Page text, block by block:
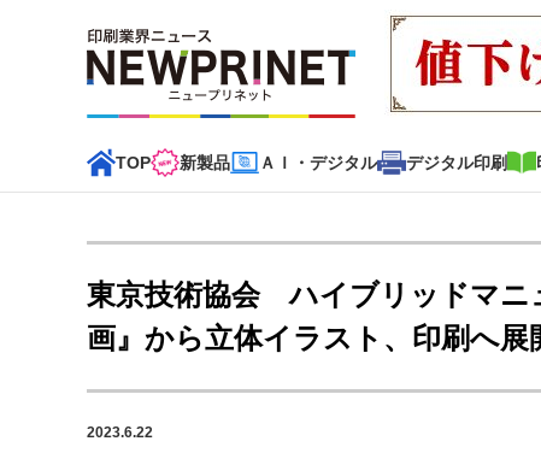
TOP 新製品 ＡＩ・デジタル デジタル印刷
インデックス
TOP 新着記事 特集記事 動画コンテンツ
カテゴリー一覧
特集記事カテゴリー一覧
東京技術協会 ハイブリッドマニ
画』から立体イラスト、印刷へ展
2023.6.22